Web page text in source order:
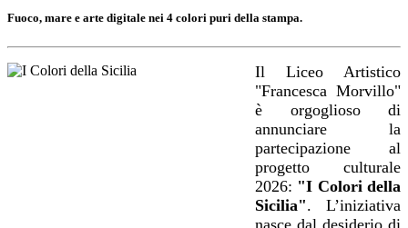
Fuoco, mare e arte digitale nei 4 colori puri della stampa.
Il Liceo Artistico
"Francesca Morvillo"
è orgoglioso di
annunciare la
partecipazione al
progetto culturale
2026: "I Colori della
Sicilia". L’iniziativa
nasce dal desiderio di